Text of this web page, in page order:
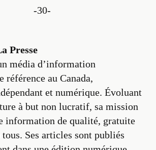
-30-
Presse
média d’information
référence au Canada,
et numérique. Évoluant
à but non lucratif, sa mission
information de qualité, gratuite
tous. Ses articles sont publiés